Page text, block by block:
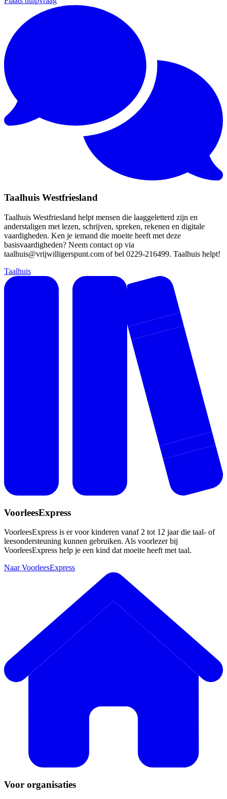
Taalhuis Westfriesland
Taalhuis Westfriesland helpt mensen die laaggeletterd zijn en
anderstaligen met lezen, schrijven, spreken, rekenen en digitale
vaardigheden. Ken je iemand die moeite heeft met deze
basisvaardigheden? Neem contact op via
taalhuis@vrijwilligerspunt.com of bel 0229-216499. Taalhuis helpt!
Taalhuis
VoorleesExpress
VoorleesExpress is er voor kinderen vanaf 2 tot 12 jaar die taal- of
leesondersteuning kunnen gebruiken. Als voorlezer bij
VoorleesExpress help je een kind dat moeite heeft met taal.
Naar VoorleesExpress
Voor organisaties